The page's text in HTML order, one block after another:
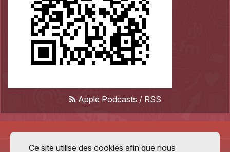
Apple Podcasts / RSS
Ce site utilise des cookies afin que nous